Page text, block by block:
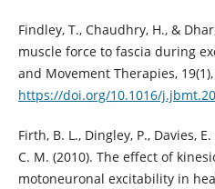
Findley, T., Chaudhry, H., &
muscle force to fascia during
and Movement Therapies,
https://doi.org/10.1016/
Firth, B. L., Dingley, P., Davies,
C. M. (2010). The effect of
motoneuronal excitability in